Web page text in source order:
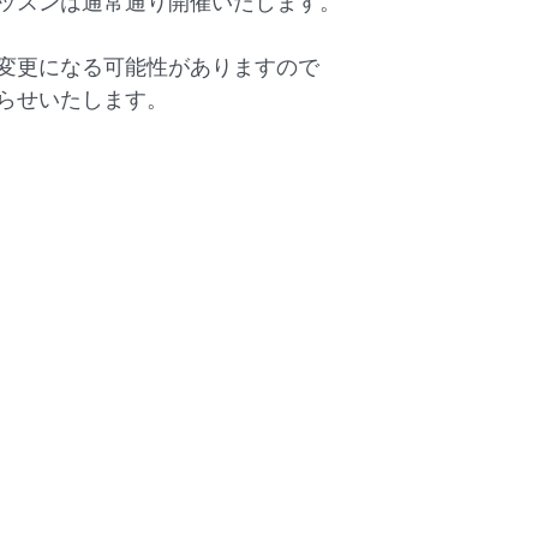
更になる可能性がありますので
せいたします。